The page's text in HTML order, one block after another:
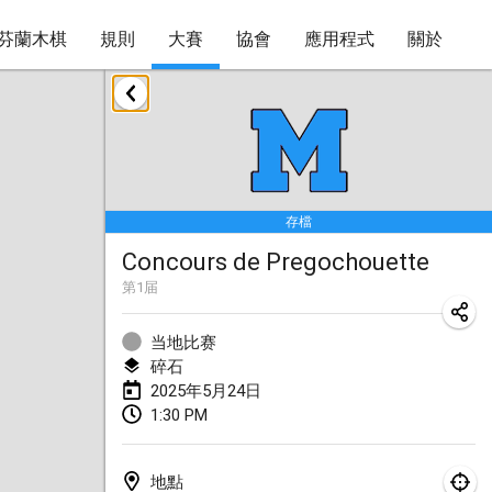
蘭木棋 規則 大賽 協會 應用程式 關於
存檔
Concours de Pregochouette
第1 届
当地比赛
碎石
2025年5月24日
1:30 PM
地點
2025年1月
Tournoi Mixte ASPTTOM
2025年1月18日| 法國
Indoor Polish Open 2025 - Singles
2025年1月18日|波蘭
Tournoi de St Max
2025年1月19日
2025年1月19日